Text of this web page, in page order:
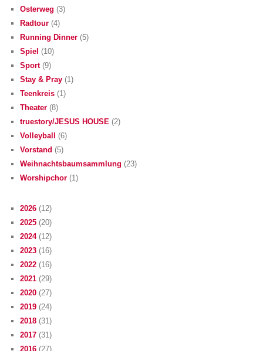
Osterweg (3)
Radtour (4)
Running Dinner (5)
Spiel (10)
Sport(9)
Stay & Pray (1)
Teenkreis (1)
Theater (8)
truestory/JESUS HOUSE (2)
Volleyball (6)
Vorstand (5)
Weihnachtsbaumsammlung (23)
Worshipchor (1)
2026 (12)
2025 (20)
2024(12)
2023 (16)
2022 (16)
2021 (29)
2020 (27)
2019 (24)
2018 (31)
2017 (31)
2016 (27)